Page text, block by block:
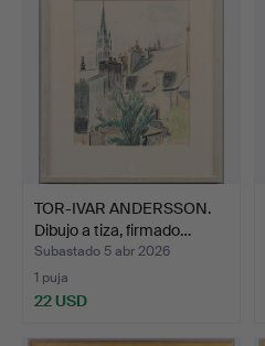
TOR-IVAR ANDERSSON.
Dibujo a tiza, firmado…
Subastado 5 abr 2026
1 puja
22 USD